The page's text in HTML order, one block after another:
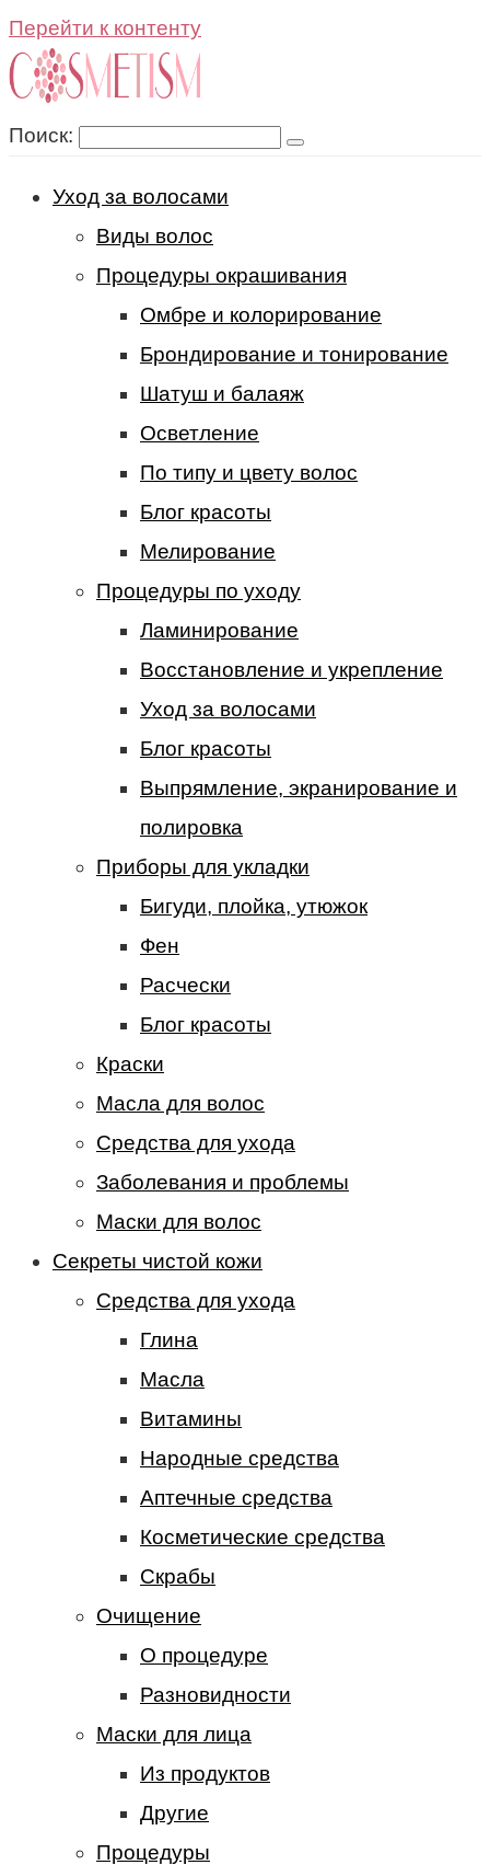
Перейти к контенту
Поиск:
Уход за волосами
Виды волос
Процедуры окрашивания
Омбре и колорирование
Брондирование и тонирование
Шатуш и балаяж
Осветление
По типу и цвету волос
Блог красоты
Мелирование
Процедуры по уходу
Ламинирование
Восстановление и укрепление
Уход за волосами
Блог красоты
Выпрямление, экранирование и
полировка
Приборы для укладки
Бигуди, плойка, утюжок
Фен
Расчески
Блог красоты
Краски
Масла для волос
Средства для ухода
Заболевания и проблемы
Маски для волос
Секреты чистой кожи
Средства для ухода
Глина
Масла
Витамины
Народные средства
Аптечные средства
Косметические средства
Скрабы
Очищение
О процедуре
Разновидности
Маски для лица
Из продуктов
Другие
Процедуры